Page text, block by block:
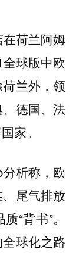
荷兰阿姆
球版中欧
兰外，领
德国、法
家。
析称，欧
尾气排放
“背书”。
球化之路